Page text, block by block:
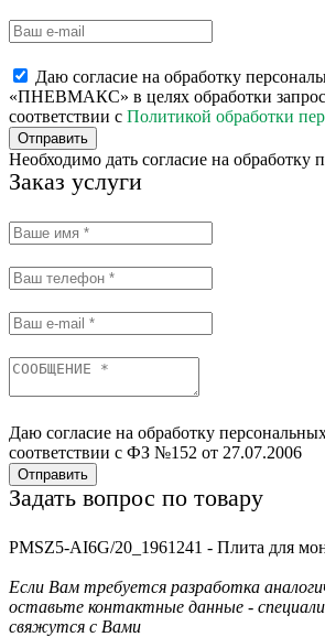
Даю согласие на обработку
«ПНЕВМАКС» в целях обработки
соответствии с Политикой обработки
Отправить
Необходимо дать согласие на обработку
Заказ услуги
Даю согласие на обработку
соответствии с ФЗ №152 от 27.07.2006
Отправить
Задать вопрос по товару
PMSZ5-AI6G/20_1961241 - Плита для
Если Вам требуется разработка
оставьте контактные данные -
свяжутся с Вами